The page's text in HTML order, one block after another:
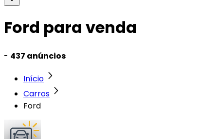
Ford para venda
- 437 anúncios
Início
Carros
Ford